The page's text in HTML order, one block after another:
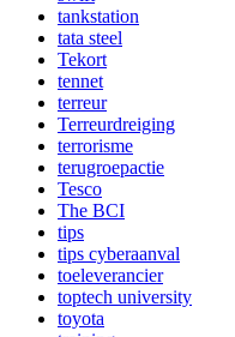
tankstation
tata steel
Tekort
tennet
terreur
Terreurdreiging
terrorisme
terugroepactie
Tesco
The BCI
tips
tips cyberaanval
toeleverancier
toptech university
toyota